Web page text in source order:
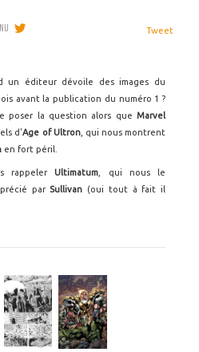
Tweet
un éditeur dévoile des images du
avant la publication du numéro 1 ?
poser la question alors que Marvel
d'Age of Ultron, qui nous montrent
en fort péril.
rappelerUltimatum , qui nous le
par Sullivan (oui tout à fait il